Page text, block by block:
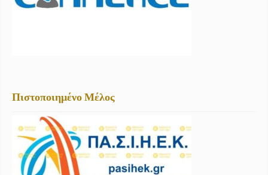
Πιστοποιημένο Μέλος